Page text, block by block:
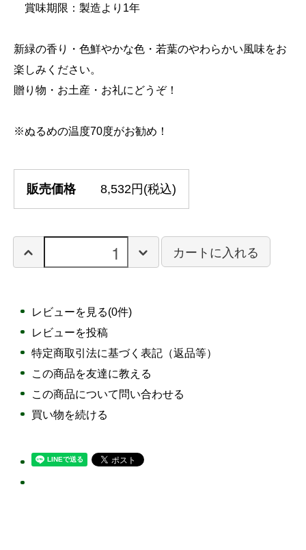
賞味期限：製造より1年
新緑の香り・色鮮やかな色・若葉のやわらかい風味をお
楽しみください。
贈り物・お土産・お礼にどうぞ！
※ぬるめの温度70度がお勧め！
販売価格 8,532円(税込)
カートに入れる
レビューを見る(0件)
レビューを投稿
特定商取引法に基づく表記（返品等）
この商品を友達に教える
この商品について問い合わせる
買い物を続ける